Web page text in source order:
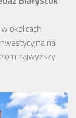
okolicach
na
najwyższy